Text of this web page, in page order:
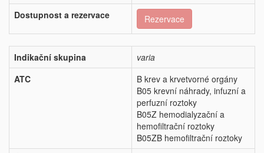
Dostupnost a rezervace
Rezervace
Indikační skupina
varia
ATC
B krev a krvetvorné orgány
B05 krevní náhrady, infuzní a
perfuzní roztoky
B05Z hemodialyzační a
hemofiltrační roztoky
B05ZB hemofiltrační roztoky